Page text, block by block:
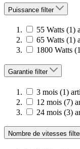
Puissance filter
55 Watts (1)
65 Watts (1)
1800 Watts
Garantie filter
3 mois (1)
12 mois (7)
24 mois (3)
Nombre de vitesses